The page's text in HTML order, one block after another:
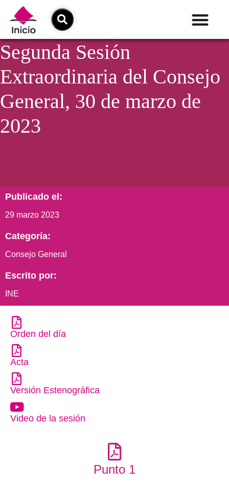
Segunda Sesión
Extraordinaria del Consejo
General, 30 de marzo de
2023
Publicado el:
29 marzo 2023
Categoría:
Consejo General
Escrito por:
INE
Orden del día
Acta
Versión Estenográfica
Video de la sesión
Punto 1